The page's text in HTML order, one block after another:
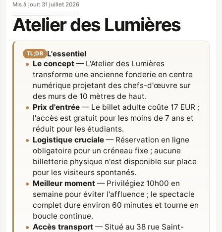
Mis à jour: 31 juillet 2026
Atelier des Lumières
TL;DR
L'essentiel
Le concept — L'Atelier des Lumières
transforme une ancienne fonderie en centre
numérique projetant des chefs-d'œuvre sur
des murs de 10 mètres de haut.
Prix d'entrée — Le billet adulte coûte 17 EUR ;
l'accès est gratuit pour les moins de 7 ans et
réduit pour les étudiants.
Logistique cruciale — Réservation en ligne
obligatoire pour un créneau fixe ; aucune
billetterie physique n'est disponible sur place
pour les visiteurs spontanés.
Meilleur moment — Privilégiez 10h00 en
semaine pour éviter l'affluence ; le spectacle
complet dure environ 60 minutes et tourne en
boucle continue.
Accès transport — Situé au 38 rue Saint-